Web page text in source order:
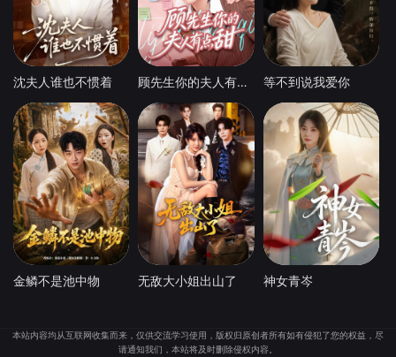
沈夫人谁也不惯着 顾先生你的夫人有点甜 等不到说我爱你
金鳞不是池中物 无敌大小姐出山了 神女青岑
本站内容均从互联网收集而来，仅供交流学习使用，版权归原创者所有如有侵犯了您的权益，尽
请通知我们，本站将及时删除侵权内容。